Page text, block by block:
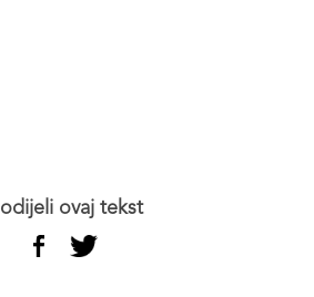
podijeli ovaj tekst